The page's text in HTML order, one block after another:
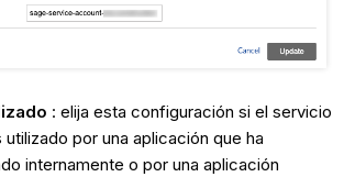
: elija esta configuración si el servicio
por una aplicación que ha
internamente o por una aplicación